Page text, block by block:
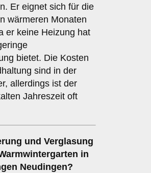
Er eignet sich für die
wärmeren Monaten
er keine Heizung hat
bietet. Die Kosten
sind in der
allerdings ist der
Jahreszeit oft
und Verglasung
in
Neudingen?